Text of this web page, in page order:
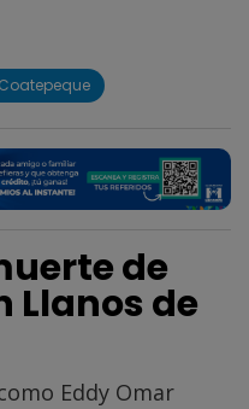
Coatepeque
de
Llanos de
Eddy Omar